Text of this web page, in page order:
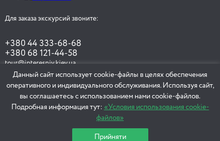
Для заказа экскурсий звоните:
+380 44 333-68-68
+380 68 121-44-58
tour@interesniy.kiev.ua
ЗАКАЗАТЬ ЭКСКУРСИЮ
Данный сайт использует cookie-файлы в целях обеспечения
оперативного и индивидуального обслуживания. Используя сайт,
вы соглашаетесь с использованием нами cookie-файлов.
Подробная информация тут: «Условия использования cookie-
файлов»
Прийняти